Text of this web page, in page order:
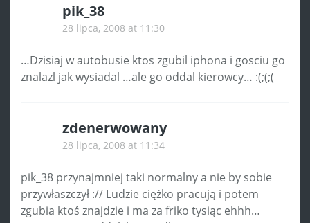
pik_38
28 lipca, 2008 at 11:30
…Dzisiaj w autobusie ktos zgubil iphona i gosciu go
znalazl jak wysiadal …ale go oddal kierowcy… :(;(;(
zdenerwowany
28 lipca, 2008 at 11:34
pik_38 przynajmniej taki normalny a nie by sobie
przywłaszczył :// Ludzie ciężko pracują i potem
zgubia ktoś znajdzie i ma za friko tysiąc ehhh…